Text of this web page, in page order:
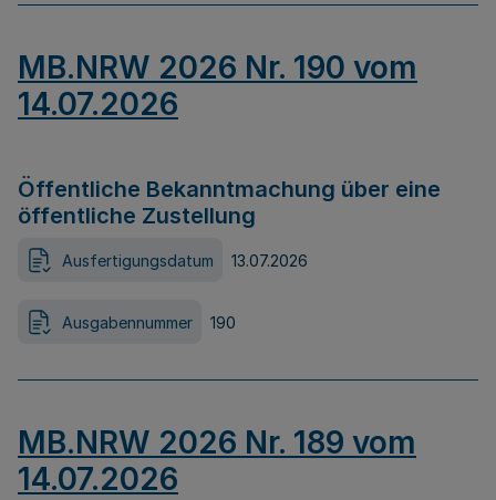
MB.NRW 2026 Nr. 190 vom
14.07.2026
Öffentliche Bekanntmachung über eine
öffentliche Zustellung
Ausfertigungsdatum 13.07.2026
Ausgabennummer 190
MB.NRW 2026 Nr. 189 vom
14.07.2026